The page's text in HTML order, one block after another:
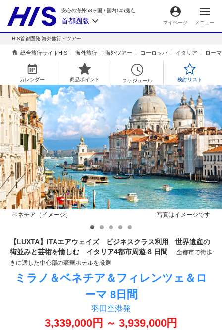
安心の海外58ヶ国 / 国内145拠点
首都圏版 マイページ メニュー
HIS首都圏発 海外旅行・ツアー
総合旅行サイトHIS 海外旅行 海外ツアー ヨーロッパ イタリア ローマ
カレンダー 商品ポイント スケジュール 検討リスト
ベネチア（イメージ） 写真はイメージです
【LUXTA】ITAエアウェイズ ビジネスクラス利用 世界遺産の
街並みと芸術を愉しむ イタリア4都市周遊 8 日間
全都市で街歩
きに適した中心部の豪華ホテルを厳選
ミラノ＆ベネチア＆フィレンツェ＆ロ
ーマ 8日間
羽田空港発
3,339,000円 ～ 3,939,000円